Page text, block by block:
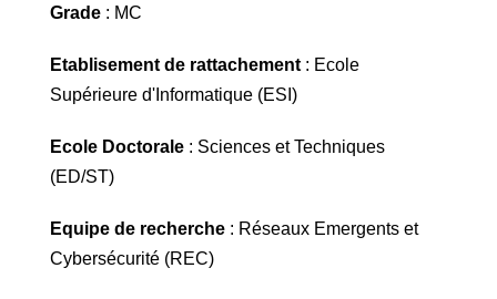
Grade: MC
Etablisement de rattachement: Ecole
Supérieure d'Informatique (ESI)
Ecole Doctorale: Sciences et Techniques
(ED/ST)
Equipe de recherche: Réseaux Emergents et
Cybersécurité (REC)